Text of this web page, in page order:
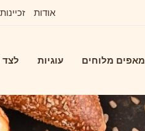
אודות זכיינות
מאפים מלוחים עוגיות לצד